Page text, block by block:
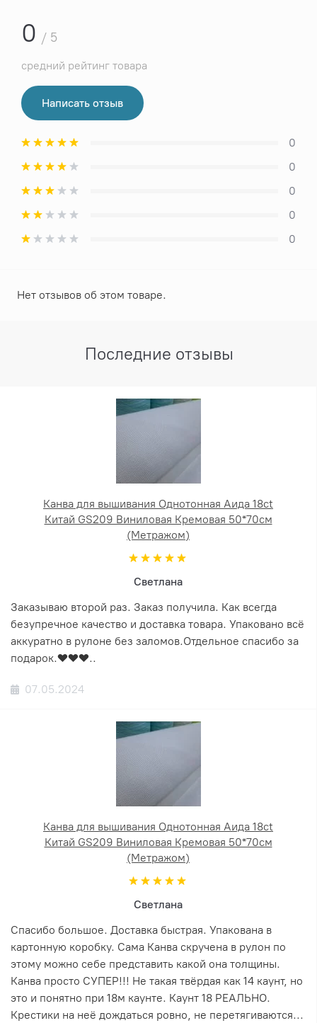
0 / 5
средний рейтинг товара
Написать отзыв
0
0
0
0
0
Нет отзывов об этом товаре.
Последние отзывы
Канва для вышивания Однотонная Аида 18ct
Китай GS209 Виниловая Кремовая 50*70см
(Метражом)
Светлана
Заказываю второй раз. Заказ получила. Как всегда
безупречное качество и доставка товара. Упаковано всё
аккуратно в рулоне без заломов.Отдельное спасибо за
подарок.❤️❤️❤️..
07.05.2024
Канва для вышивания Однотонная Аида 18ct
Китай GS209 Виниловая Кремовая 50*70см
(Метражом)
Светлана
Спасибо большое. Доставка быстрая. Упакована в
картонную коробку. Сама Канва скручена в рулон по
этому можно себе представить какой она толщины.
Канва просто СУПЕР!!! Не такая твёрдая как 14 каунт, но
это и понятно при 18м каунте. Каунт 18 РЕАЛЬНО.
Крестики на неё дождаться ровно, не перетягиваются...